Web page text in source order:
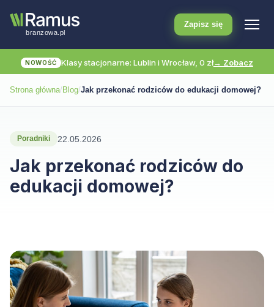
Zapisz się
NOWOŚĆ Klasy stacjonarne: Lublin i Wrocław, 0 zł→ Zobacz
Strona główna/ Blog/Jak przekonać rodziców do edukacji domowej?
Poradniki 22.05.2026
Jak przekonać rodziców do
edukacji domowej?